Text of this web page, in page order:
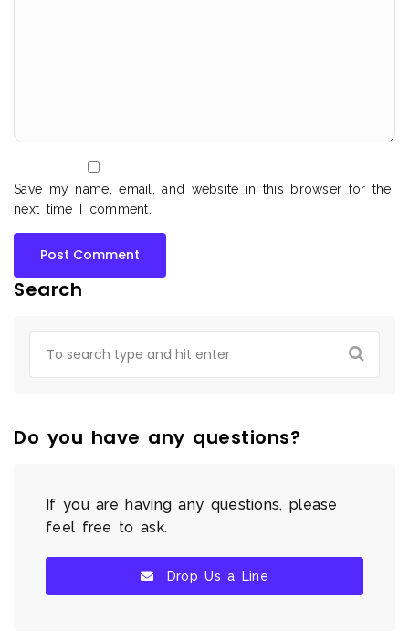
Save my name, email, and website in this browser for the
next time I comment.
Search
Do you have any questions?
If you are having any questions, please
feel free to ask.
Drop Us a Line